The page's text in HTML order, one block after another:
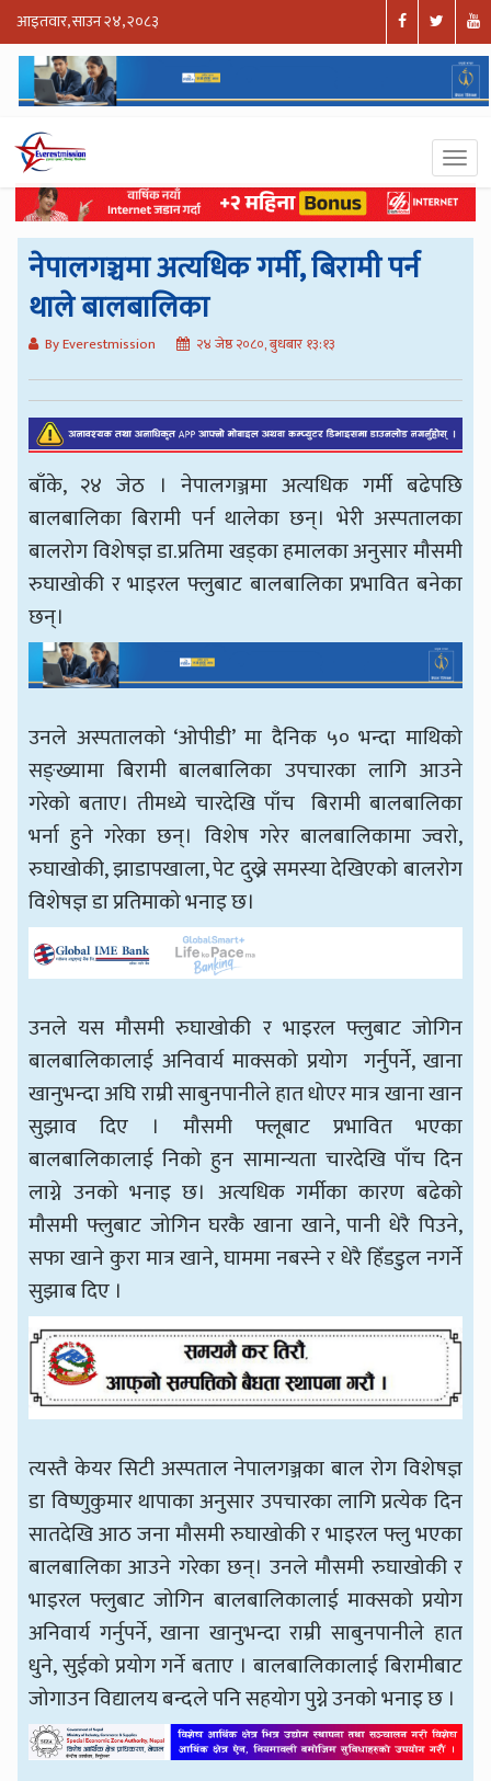
आइतवार, साउन २४, २०८३
नेपालगञ्चमा अत्यधिक गर्मी, बिरामी पर्न
थाले बालबालिका
By Everestmission २४ जेष्ठ २०८०, बुधबार १३:१३
बाँके, २४ जेठ । नेपालगञ्जमा अत्यधिक गर्मी बढेपछि
बालबालिका बिरामी पर्न थालेका छन्। भेरी अस्पतालका
बालरोग विशेषज्ञ डा.प्रतिमा खड्का हमालका अनुसार मौसमी
रुघाखोकी र भाइरल फ्लुबाट बालबालिका प्रभावित बनेका
छन्।
उनले अस्पतालको ‘ओपीडी’ मा दैनिक ५० भन्दा माथिको
सङ्ख्यामा बिरामी बालबालिका उपचारका लागि आउने
गरेको बताए। तीमध्ये चारदेखि पाँच बिरामी बालबालिका
भर्ना हुने गरेका छन्। विशेष गरेर बालबालिकामा ज्वरो,
रुघाखोकी, झाडापखाला, पेट दुख्ने समस्या देखिएको बालरोग
विशेषज्ञ डा प्रतिमाको भनाइ छ।
उनले यस मौसमी रुघाखोकी र भाइरल फ्लुबाट जोगिन
बालबालिकालाई अनिवार्य माक्सको प्रयोग गर्नुपर्ने, खाना
खानुभन्दा अघि राम्री साबुनपानीले हात धोएर मात्र खाना खान
सुझाव दिए । मौसमी फ्लूबाट प्रभावित भएका
बालबालिकालाई निको हुन सामान्यता चारदेखि पाँच दिन
लाग्ने उनको भनाइ छ। अत्यधिक गर्मीका कारण बढेको
मौसमी फ्लुबाट जोगिन घरकै खाना खाने, पानी धेरै पिउने,
सफा खाने कुरा मात्र खाने, घाममा नबस्ने र धेरै हिँडडुल नगर्ने
सुझाब दिए ।
त्यस्तै केयर सिटी अस्पताल नेपालगञ्जका बाल रोग विशेषज्ञ
डा विष्णुकुमार थापाका अनुसार उपचारका लागि प्रत्येक दिन
सातदेखि आठ जना मौसमी रुघाखोकी र भाइरल फ्लु भएका
बालबालिका आउने गरेका छन्। उनले मौसमी रुघाखोकी र
भाइरल फ्लुबाट जोगिन बालबालिकालाई माक्सको प्रयोग
अनिवार्य गर्नुपर्ने, खाना खानुभन्दा राम्री साबुनपानीले हात
धुने, सुईको प्रयोग गर्ने बताए । बालबालिकालाई बिरामीबाट
जोगाउन विद्यालय बन्दले पनि सहयोग पुग्ने उनको भनाइ छ ।